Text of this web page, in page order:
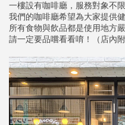
一樓設有咖啡廳，服務對象不
我們的咖啡廳希望為大家提供
所有食物與飲品都是使用地方
請一定要品嚐看看唷！（店內附